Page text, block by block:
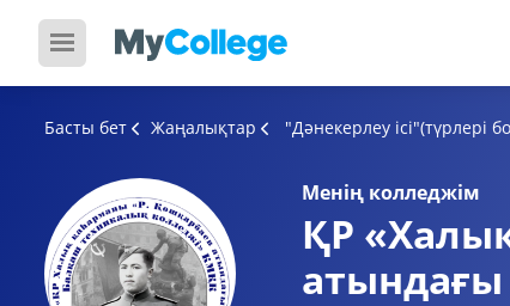
Басты бет Жаңалықтар "Дәнекерлеу
Менің колледжім
ҚР